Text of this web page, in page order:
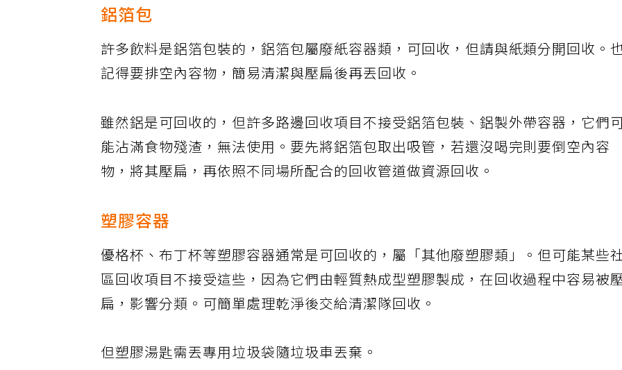
鋁箔包
許多飲料是鋁箔包裝的，鋁箔包屬廢紙容器類，可回收，但請與紙類分開回收。
記得要排空內容物，簡易清潔與壓扁後再丟回收。
雖然鋁是可回收的，但許多路邊回收項目不接受鋁箔包裝、鋁製外帶容器，它們
能沾滿食物殘渣，無法使用。要先將鋁箔包取出吸管，若還沒喝完則要倒空內容
物，將其壓扁，再依照不同場所配合的回收管道做資源回收。
塑膠容器
優格杯、布丁杯等塑膠容器通常是可回收的，屬「其他廢塑膠類」。但可能某些
區回收項目不接受這些，因為它們由輕質熱成型塑膠製成，在回收過程中容易被
扁，影響分類。可簡單處理乾淨後交給清潔隊回收。
但塑膠湯匙需丟專用垃圾袋隨垃圾車丟棄。